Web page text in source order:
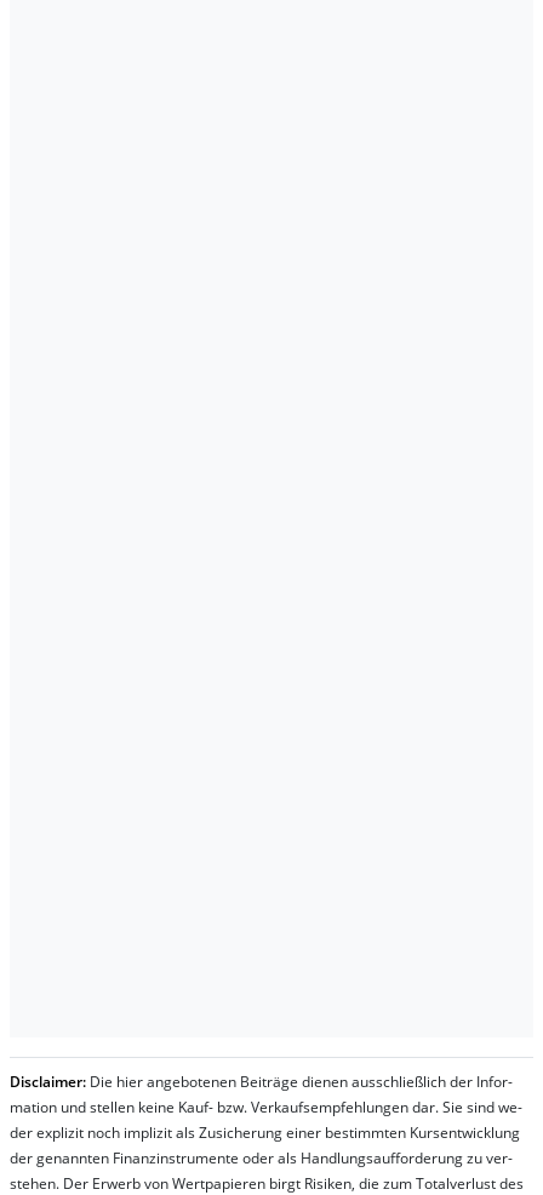
Dis­clai­mer: Die hier an­ge­bo­te­nen Bei­trä­ge die­nen aus­schließ­lich der In­for­
ma­t­ion und stel­len kei­ne Kauf- bzw. Ver­kaufs­em­pfeh­lung­en dar. Sie sind we­
der ex­pli­zit noch im­pli­zit als Zu­sich­er­ung ei­ner be­stim­mt­en Kurs­ent­wick­lung
der ge­nan­nt­en Fi­nanz­in­stru­men­te oder als Handl­ungs­auf­for­der­ung zu ver­
steh­en. Der Er­werb von Wert­pa­pier­en birgt Ri­si­ken, die zum To­tal­ver­lust des